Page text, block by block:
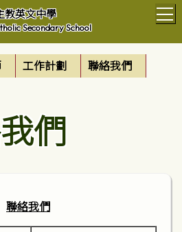
教英文中學
Secondary School
工作計劃
聯絡我們
們
聯絡我們